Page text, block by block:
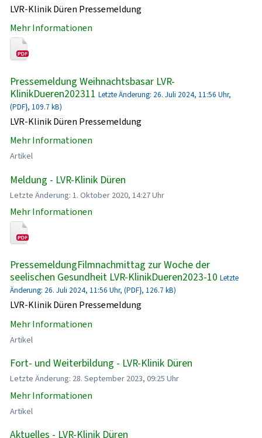
LVR-Klinik Düren Pressemeldung
Mehr Informationen
Pressemeldung Weihnachtsbasar LVR-
KlinikDueren202311 Letzte Änderung: 26. Juli 2024, 11:56 Uhr,
(PDF}, 109.7 kB)
LVR-Klinik Düren Pressemeldung
Mehr Informationen
Artikel
Meldung - LVR-Klinik Düren
Letzte Änderung: 1. Oktober 2020, 14:27 Uhr
Mehr Informationen
PressemeldungFilmnachmittag zur Woche der
seelischen Gesundheit LVR-KlinikDueren2023-10 Letzte
Änderung: 26. Juli 2024, 11:56 Uhr, (PDF}, 126.7 kB)
LVR-Klinik Düren Pressemeldung
Mehr Informationen
Artikel
Fort- und Weiterbildung - LVR-Klinik Düren
Letzte Änderung: 28. September 2023, 09:25 Uhr
Mehr Informationen
Artikel
Aktuelles - LVR-Klinik Düren